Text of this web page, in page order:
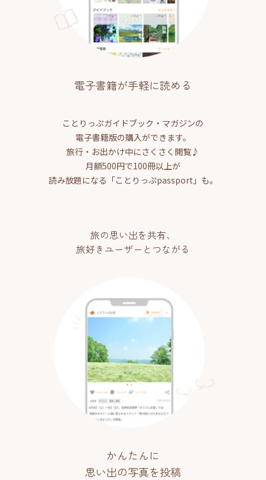
電子書籍が手軽に読める
ことりっぷガイドブック・マガジンの
電子書籍版の購入ができます。
旅行・お出かけ中にさくさく閲覧♪
月額500円で100冊以上が
読み放題になる「ことりっぷpassport」も。
旅の思い出を共有、
旅好きユーザーとつながる
かんたんに
思い出の写真を投稿